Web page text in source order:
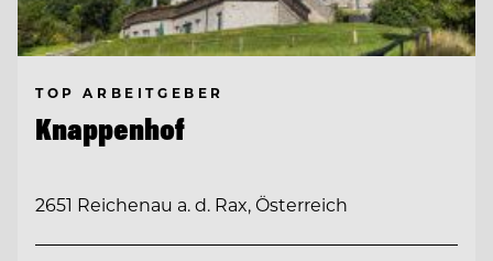
TOP ARBEITGEBER
Knappenhof
2651 Reichenau a. d. Rax, Österreich